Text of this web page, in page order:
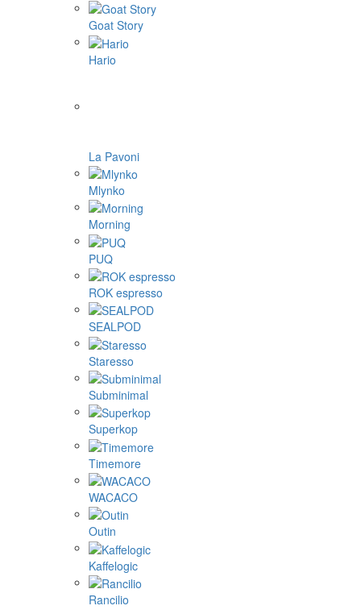
Goat Story
Hario
La Pavoni
Mlynko
Morning
PUQ
ROK espresso
SEALPOD
Staresso
Subminimal
Superkop
Timemore
WACACO
Outin
Kaffelogic
Rancilio